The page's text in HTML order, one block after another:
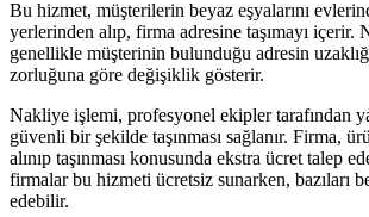
Bu hizmet, müşterilerin beyaz eşyalarını
yerlerinden alıp, firma adresine taşımayı içerir.
genellikle müşterinin bulunduğu adresin
zorluğuna göre değişiklik gösterir.
Nakliye işlemi, profesyonel ekipler tarafından
güvenli bir şekilde taşınması sağlanır. Firma,
alınıp taşınması konusunda ekstra ücret talep
firmalar bu hizmeti ücretsiz sunarken, bazıları
edebilir.